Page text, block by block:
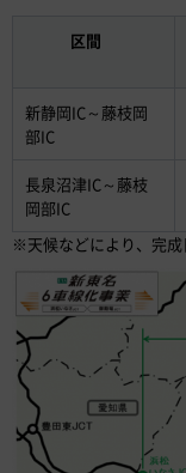
区間
新静岡IC～藤枝岡
部IC
長泉沼津IC～藤枝
岡部IC
※天候などにより、完